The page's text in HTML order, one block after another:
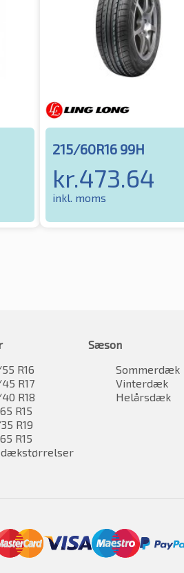
215/60R16 99H
kr.473.64
inkl. moms
R16
R17
R18
R15
R19
R15
Sæson
Sommerdæk
Vinterdæk
Helårsdæk